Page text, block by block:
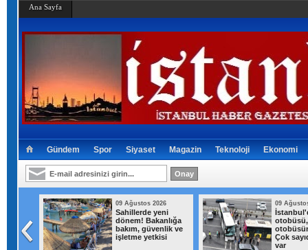
Ana Sayfa
Gündem Spor Siyaset Magazin Teknoloji Ekonomi
09 Ağustos 2026
Sahillerde yeni
dönem! Bakanlığa
bakım, güvenlik ve
işletme yetkisi
09
otobüsü,
Çok
var